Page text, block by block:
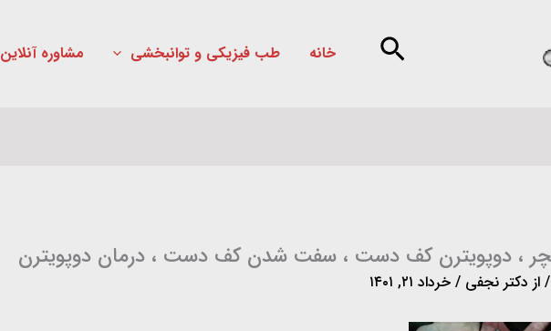
خانه طب فیزیکی و توانبخشی مشاوره آنلاین
، دوپویترن کف دست ، سفت شدن کف دست ، درمان دوپویترن
/ از دکتر نجفی / خرداد ۲۱, ۱۴۰۱